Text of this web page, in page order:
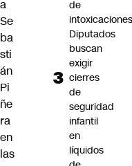
a
Se
ba
sti
án
Pi
ñe
ra
en
las
de
Diputados
buscan
exigir
cierres
de
seguridad
infantil
en
líquidos